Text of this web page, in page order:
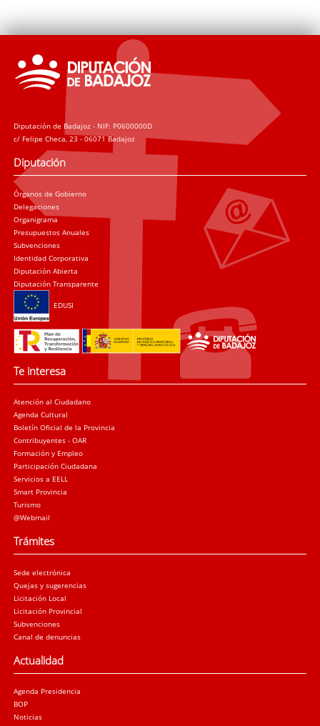
Diputación de Badajoz - NIF: P0600000D
c/ Felipe Checa, 23 - 06071 Badajoz
Diputación
Órganos de Gobierno
Delegaciones
Organigrama
Presupuestos Anuales
Subvenciones
Identidad Corporativa
Diputación Abierta
Diputación Transparente
EDUSI
Te interesa
Atención al Ciudadano
Agenda Cultural
Boletín Oficial de la Provincia
Contribuyentes - OAR
Formación y Empleo
Participación Ciudadana
Servicios a EELL
Smart Provincia
Turismo
@Webmail
Trámites
Sede electrónica
Quejas y sugerencias
Licitación Local
Licitación Provincial
Subvenciones
Canal de denuncias
Actualidad
Agenda Presidencia
BOP
Noticias